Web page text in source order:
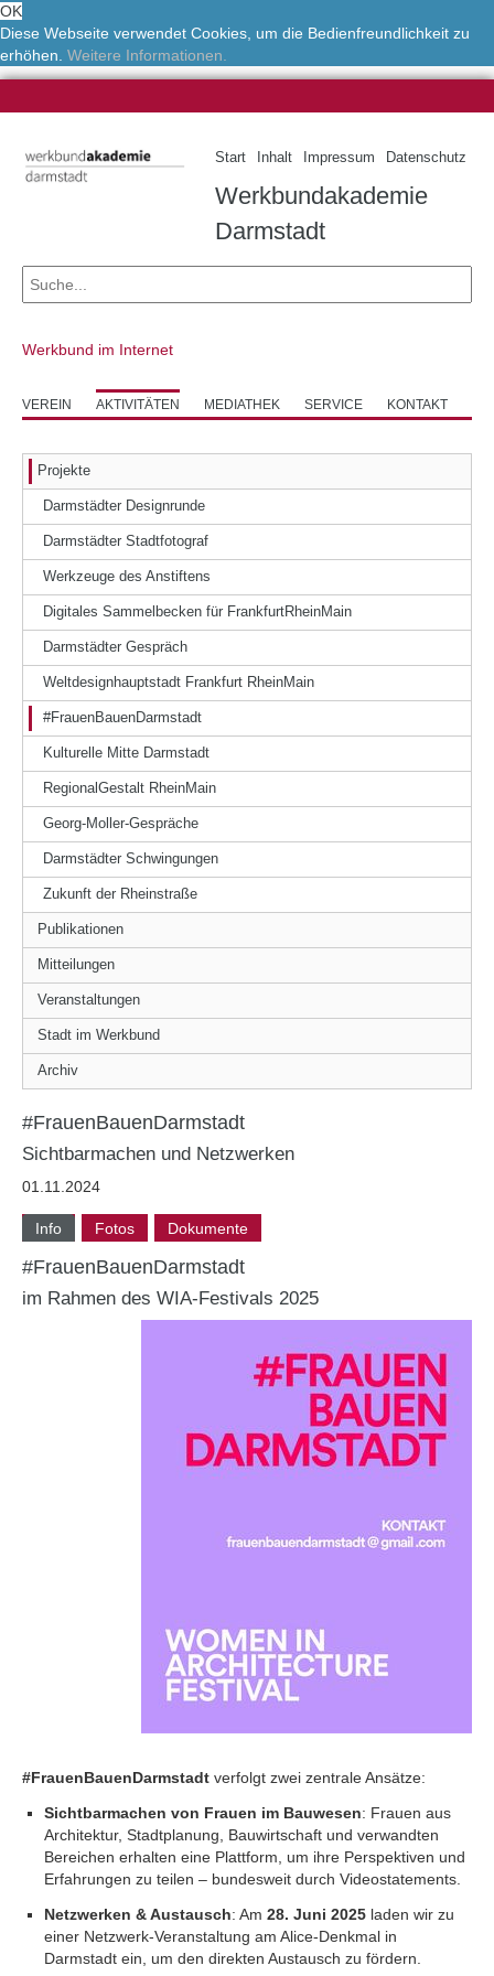
OK
Diese Webseite verwendet Cookies, um die Bedienfreundlichkeit zu
erhöhen. Weitere Informationen.
Start Inhalt Impressum Datenschutz
Werkbundakademie
Darmstadt
Werkbund im Internet
VEREIN AKTIVITÄTEN MEDIATHEK SERVICE KONTAKT
Projekte
Darmstädter Designrunde
Darmstädter Stadtfotograf
Werkzeuge des Anstiftens
Digitales Sammelbecken für FrankfurtRheinMain
Darmstädter Gespräch
Weltdesignhauptstadt Frankfurt RheinMain
#FrauenBauenDarmstadt
Kulturelle Mitte Darmstadt
RegionalGestalt RheinMain
Georg-Moller-Gespräche
Darmstädter Schwingungen
Zukunft der Rheinstraße
Publikationen
Mitteilungen
Veranstaltungen
Stadt im Werkbund
Archiv
#FrauenBauenDarmstadt
Sichtbarmachen und Netzwerken
01.11.2024
Info Fotos Dokumente
#FrauenBauenDarmstadt
im Rahmen des WIA-Festivals 2025
#FrauenBauenDarmstadt verfolgt zwei zentrale Ansätze:
Sichtbarmachen von Frauen im Bauwesen: Frauen aus
Architektur, Stadtplanung, Bauwirtschaft und verwandten
Bereichen erhalten eine Plattform, um ihre Perspektiven und
Erfahrungen zu teilen – bundesweit durch Videostatements.
Netzwerken & Austausch: Am 28. Juni 2025 laden wir zu
einer Netzwerk-Veranstaltung am Alice-Denkmal in
Darmstadt ein, um den direkten Austausch zu fördern.